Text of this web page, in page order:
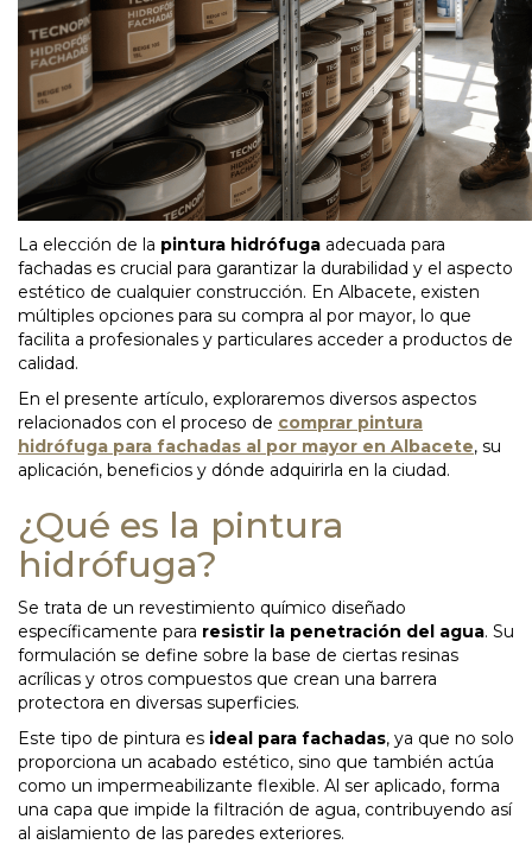
La elección de la pintura hidrófuga adecuada para
fachadas es crucial para garantizar la durabilidad y el aspecto
estético de cualquier construcción. En Albacete, existen
múltiples opciones para su compra al por mayor, lo que
facilita a profesionales y particulares acceder a productos de
calidad.
En el presente artículo, exploraremos diversos aspectos
relacionados con el proceso de comprar pintura
hidrófuga para fachadas al por mayor en Albacete, su
aplicación, beneficios y dónde adquirirla en la ciudad.
¿Qué es la pintura
hidrófuga?
Se trata de un revestimiento químico diseñado
específicamente para resistir la penetración del agua. Su
formulación se define sobre la base de ciertas resinas
acrílicas y otros compuestos que crean una barrera
protectora en diversas superficies.
Este tipo de pintura es ideal para fachadas, ya que no solo
proporciona un acabado estético, sino que también actúa
como un impermeabilizante flexible. Al ser aplicado, forma
una capa que impide la filtración de agua, contribuyendo así
al aislamiento de las paredes exteriores.